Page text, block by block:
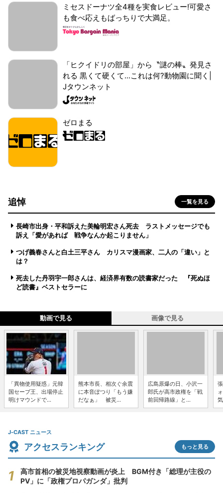
ミセスドーナツ全4種を実食レビュー!可愛さ
も食べ応えもばっちりで大満足。
「ヒクイドリの部屋」から〝謎の棒〟発見さ
れる 黒くて硬くて...これは何?動物園に聞く|
Jタウンネット
ゼロまる
追悼 一覧を見る
長崎市出身・平和訴えた美輪明宏さん死去 ラストメッセージでも
訴え「愛があれば 戦争なんか起こりません」
つげ義春さんと白土三平さん カリスマ漫画家、二人の「違い」と
は？
死去した丹羽宇一郎さんは、経済界有数の読書家だった 『死ぬほ
ど読書』ベストセラーに
動画で見る 画像で見る
「異物使用疑惑」元韓
国セーブ王、出場停止
明けマウンドで...
熊本市長、相次ぐ余震
に本音ぽつり「もう嫌
だなぁ」 被災...
広島原爆の日、小沢一
郎氏が高市政権を「戦
前回帰路線」と...
J-CAST ニュース
アクセスランキング もっと見る
高市首相の被災地視察動画が炎上 BGM付き「総理が主役の
PV」に「政権プロパガンダ」批判